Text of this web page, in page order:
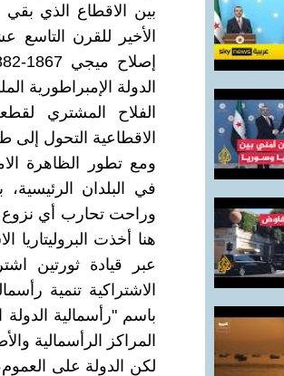
بين الاقطاع الذي
الدولة الإمبراطورية
الفلاح المشتري
الاقطاعية التحول إلى
في البلدان الرئيسية،
وراحت تحارب أي نزوع
هنا أخذت
الاشتراكية تنمية
باسم "رأسمالية الدولة
المراكز الرأسمالية
لكن الدولة على